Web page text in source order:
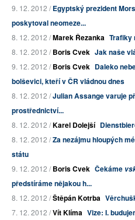
9. 12. 2012 /Egyptský prezident
poskytoval neomeze...
8. 12. 2012 /Marek Řezanka Trafiky
8. 12. 2012 /Boris Cvek Jak naše
9. 12. 2012 /Boris Cvek Daleko
bolševici, kteří v ČR vládnou dnes
8. 12. 2012 /Julian Assange varuje
prostřednictví...
8. 12. 2012 /Karel Dolejší
8. 12. 2012 /Za nezájmu hloupých
státu
9. 12. 2012 /Boris Cvek Čekáme
předstíráme nějakou h...
8. 12. 2012 /Štěpán Kotrba
7. 12. 2012 /Vít Klíma Vize: I.